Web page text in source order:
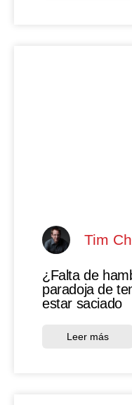
Tim
¿Falta de
paradoja de
estar saciado
Leer más